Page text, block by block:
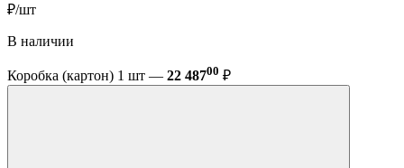
₽/шт
В наличии
Коробка (картон) 1 шт — 22 48700 ₽